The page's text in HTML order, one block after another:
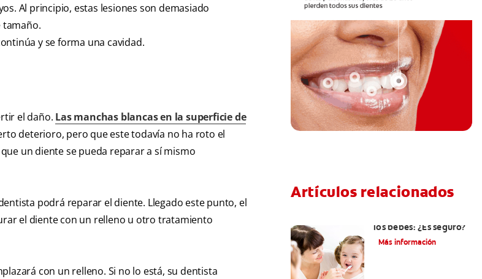
Al principio, estas lesiones son demasiado
tamaño.
y se forma una cavidad.
el daño. Las manchas blancas en la superficie de
deterioro, pero que este todavía no ha roto el
un diente se pueda reparar a sí mismo
podrá reparar el diente. Llegado este punto, el
el diente con un relleno u otro tratamiento
con un relleno. Si no lo está, su dentista
Artículos relacionados
los bebés: ¿Es seguro?
Más información